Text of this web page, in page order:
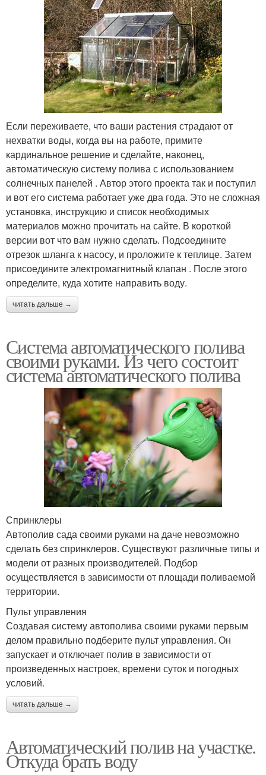
Если переживаете, что ваши растения страдают от
нехватки воды, когда вы на работе, примите
кардинальное решение и сделайте, наконец,
автоматическую систему полива с использованием
солнечных панелей . Автор этого проекта так и поступил
и вот его система работает уже два года. Это не сложная
установка, инструкцию и список необходимых
материалов можно прочитать на сайте. В короткой
версии вот что вам нужно сделать. Подсоедините
отрезок шланга к насосу, и проложите к теплице. Затем
присоедините электромагнитный клапан . После этого
определите, куда хотите направить воду.
читать дальше →
Система автоматического полива
своими руками. Из чего состоит
система автоматического полива
Спринклеры
Автополив сада своими руками на даче невозможно
сделать без спринклеров. Существуют различные типы и
модели от разных производителей. Подбор
осуществляется в зависимости от площади поливаемой
территории.
Пульт управления
Создавая систему автополива своими руками первым
делом правильно подберите пульт управления. Он
запускает и отключает полив в зависимости от
произведенных настроек, времени суток и погодных
условий.
читать дальше →
Автоматический полив на участке.
Откуда брать воду